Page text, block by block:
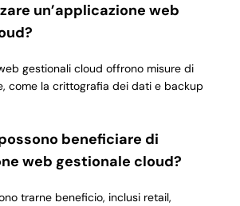
un’applicazione web
gestionali cloud offrono misure di
come la crittografia dei dati e backup
beneficiare di
web gestionale cloud?
trarne beneficio, inclusi retail,